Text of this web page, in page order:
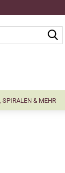
SPIRALEN & MEHR